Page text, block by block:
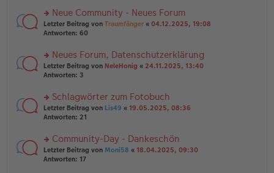
a
g
es
e
n
er
ei
tr
a
u
n
g
es
e
n
er
ei
tr
a
rs
te
n
g
el
e
n
er
tr
a
g
Neue Community - Neues Forum
Letzter Beitrag von Traumfänger « 04.12.2025, 19:08
Antworten: 60
rs
te
n
g
el
e
n
er
Neues Forum, Datenschutzerklärung
Letzter Beitrag von NeleHonig « 24.11.2025, 13:40
Antworten: 3
rs
te
n
g
el
Schlagwörter zum Fotobuch
Letzter Beitrag von Lis49 « 19.05.2025, 08:36
Antworten: 21
rs
te
Community-Day - Dankeschön
Letzter Beitrag von Moni58 « 18.04.2025, 09:30
Antworten: 17